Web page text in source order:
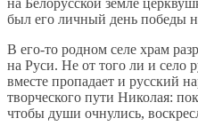
на Белорусской земле
был его личный день победы
В его-то родном селе храм
на Руси. Не от того ли и село
вместе пропадает и русский
творческого пути Николая:
чтобы души очнулись,